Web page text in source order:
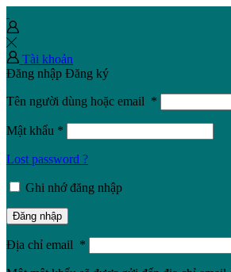
Tài khoản
Đăng nhập Đăng ký
Tên người dùng hoặc email *
Mật khẩu *
Lost password ?
Ghi nhớ đăng nhập
Đăng nhập
Địa chỉ email *